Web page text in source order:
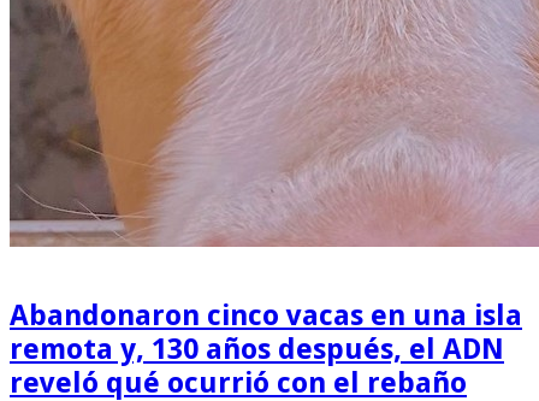
Abandonaron cinco vacas en una isla
remota y, 130 años después, el ADN
reveló qué ocurrió con el rebaño